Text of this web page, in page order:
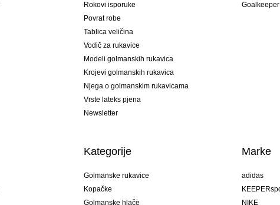
Rokovi isporuke
Povrat robe
Tablica veličina
Vodič za rukavice
Modeli golmanskih rukavica
Krojevi golmanskih rukavica
Njega o golmanskim rukavicama
Vrste lateks pjena
Newsletter
Kategorije
Golmanske rukavice
Kopačke
Golmanske hlače
Marke
adidas
NIKE